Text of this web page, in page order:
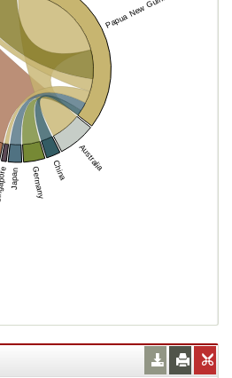
Papua New Guinea
Australia
China
Germany
Japan